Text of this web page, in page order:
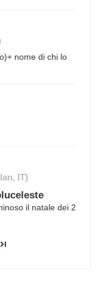
nome di chi lo
IT)
il natale dei 2